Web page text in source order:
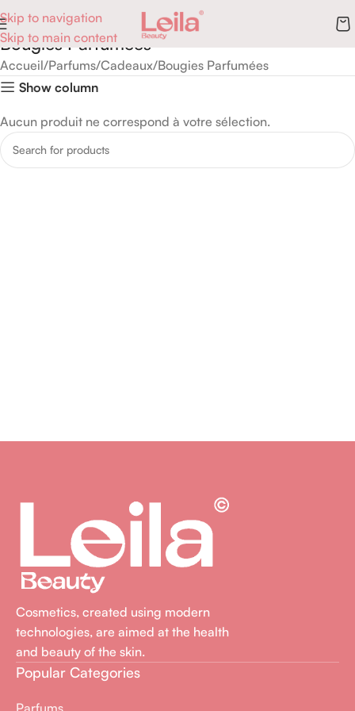
Skip to navigation
Skip to main content
Bougies Parfumées
Accueil Parfums Cadeaux Bougies Parfumées
Show column
Aucun produit ne correspond à votre sélection.
Cosmetics, created using modern
technologies, are aimed at the health
and beauty of the skin.
Popular Categories
Parfums